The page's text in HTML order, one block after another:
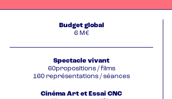
Budget global
6 M€
Spectacle vivant
60propositions / films
160 représentations / séances
Cinéma Art et Essai CNC